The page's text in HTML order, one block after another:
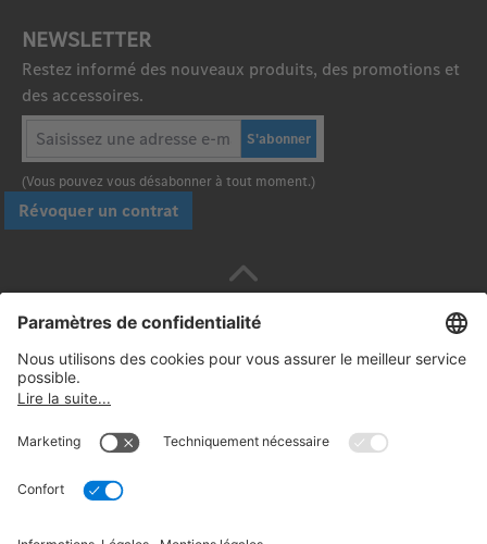
NEWSLETTER
Restez informé des nouveaux produits, des promotions et
des accessoires.
S'abonner
(Vous pouvez vous désabonner à tout moment.)
Révoquer un contrat
Payez en toute sécurité avec :